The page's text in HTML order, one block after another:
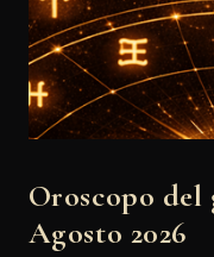
Oroscopo del
Agosto 2026